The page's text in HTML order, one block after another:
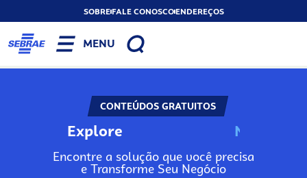
SOBREFALE CONOSCOENDEREÇOS
MENU
CONTEÚDOS GRATUITOS
Explore N
Encontre a solução que você precisa
e Transforme Seu Negócio